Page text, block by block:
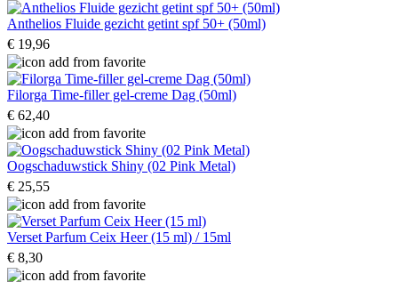
Anthelios Fluide gezicht getint spf 50+ (50ml)
€ 19,96
Filorga Time-filler gel-creme Dag (50ml)
€ 62,40
Oogschaduwstick Shiny (02 Pink Metal)
€ 25,55
Verset Parfum Ceix Heer (15 ml) / 15ml
€ 8,30